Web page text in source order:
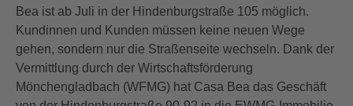
Bea ist ab Juli in der Hindenburgstraße 105 möglich.
Kundinnen und Kunden müssen keine neuen Wege
gehen, sondern nur die Straßenseite wechseln. Dank der
Vermittlung durch der Wirtschaftsförderung
Mönchengladbach (WFMG) hat Casa Bea das Geschäft